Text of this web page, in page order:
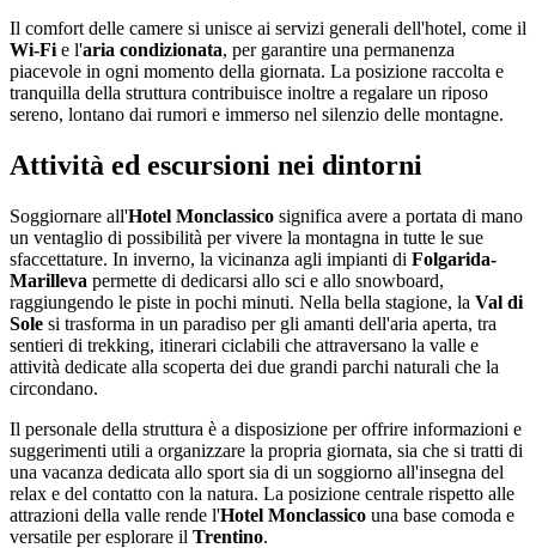
Il comfort delle camere si unisce ai servizi generali dell'hotel, come il
Wi-Fi e l'aria condizionata, per garantire una permanenza
piacevole in ogni momento della giornata. La posizione raccolta e
tranquilla della struttura contribuisce inoltre a regalare un riposo
sereno, lontano dai rumori e immerso nel silenzio delle montagne.
Attività ed escursioni nei dintorni
Soggiornare all'Hotel Monclassico significa avere a portata di mano
un ventaglio di possibilità per vivere la montagna in tutte le sue
sfaccettature. In inverno, la vicinanza agli impianti di Folgarida-
Marilleva permette di dedicarsi allo sci e allo snowboard,
raggiungendo le piste in pochi minuti. Nella bella stagione, la Val di
Sole si trasforma in un paradiso per gli amanti dell'aria aperta, tra
sentieri di trekking, itinerari ciclabili che attraversano la valle e
attività dedicate alla scoperta dei due grandi parchi naturali che la
circondano.
Il personale della struttura è a disposizione per offrire informazioni e
suggerimenti utili a organizzare la propria giornata, sia che si tratti di
una vacanza dedicata allo sport sia di un soggiorno all'insegna del
relax e del contatto con la natura. La posizione centrale rispetto alle
attrazioni della valle rende l'Hotel Monclassico una base comoda e
versatile per esplorare il Trentino.